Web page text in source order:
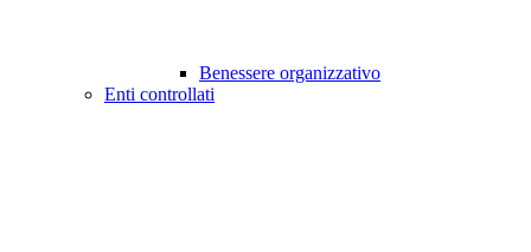
Benessere organizzativo
Enti controllati